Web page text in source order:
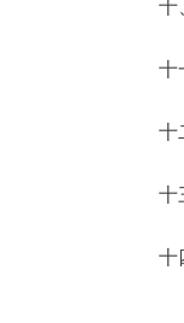
十、
十一
十二
十三
十四